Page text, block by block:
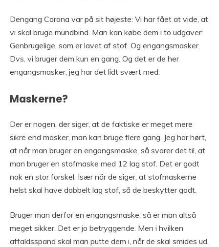
Dengang Corona var på sit højeste: Vi har fået at vide, at
vi skal bruge mundbind. Man kan købe dem i to udgaver:
Genbrugelige, som er lavet af stof. Og engangsmasker.
Dvs. vi bruger dem kun en gang. Og det er de her
engangsmasker, jeg har det lidt svært med.
Maskerne?
Der er nogen, der siger, at de faktiske er meget mere
sikre end masker, man kan bruge flere gang. Jeg har hørt,
at når man bruger en engangsmaske, så svarer det til, at
man bruger en stofmaske med 12 lag stof. Det er godt
nok en stor forskel. Især når de siger, at stofmaskerne
helst skal have dobbelt lag stof, så de beskytter godt.
Bruger man derfor en engangsmaske, så er man altså
meget sikker. Det er jo betryggende. Men i hvilken
affaldsspand skal man putte dem i, når de skal smides ud.